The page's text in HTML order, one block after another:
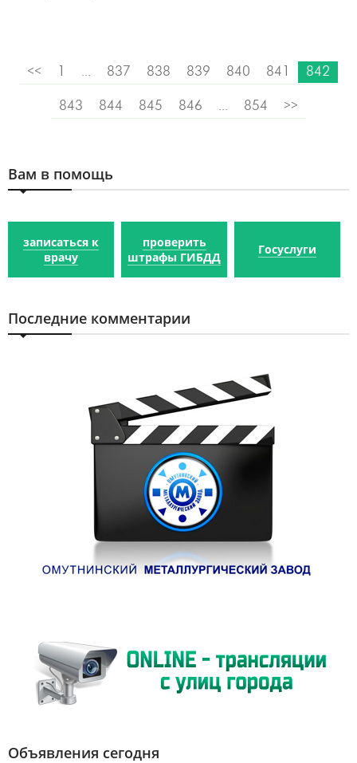
<< ... 837 838 839 840 841 842
843 844 845 846 ... 854 >>
Вам в помощь
записаться к
врачу
проверить
штрафы ГИБДД
Госуслуги
Последние комментарии
Объявления сегодня